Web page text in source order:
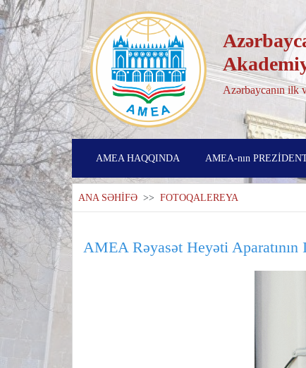
Azərbaycanın ilk
AMEA HAQQINDA AMEA-nın
ANA SƏHİFƏ >> FOTOQALEREYA
AMEA Rəyasət Heyəti